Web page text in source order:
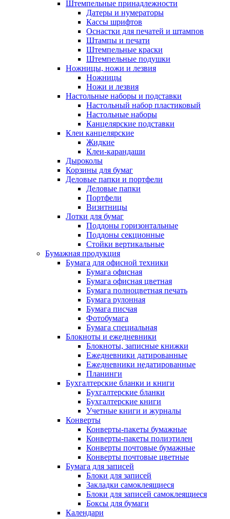
Штемпельные принадлежности
Датеры и нумераторы
Кассы шрифтов
Оснастки для печатей и штампов
Штампы и печати
Штемпельные краски
Штемпельные подушки
Ножницы, ножи и лезвия
Ножницы
Ножи и лезвия
Настольные наборы и подставки
Настольный набор пластиковый
Настольные наборы
Канцелярские подставки
Клеи канцелярские
Жидкие
Клеи-карандаши
Дыроколы
Корзины для бумаг
Деловые папки и портфели
Деловые папки
Портфели
Визитницы
Лотки для бумаг
Поддоны горизонтальные
Поддоны секционные
Стойки вертикальные
Бумажная продукция
Бумага для офисной техники
Бумага офисная
Бумага офисная цветная
Бумага полноцветная печать
Бумага рулонная
Бумага писчая
Фотобумага
Бумага специальная
Блокноты и ежедневники
Блокноты, записные книжки
Ежедневники датированные
Ежедневники недатированные
Планинги
Бухгалтерские бланки и книги
Бухгалтерские бланки
Бухгалтерские книги
Учетные книги и журналы
Конверты
Конверты-пакеты бумажные
Конверты-пакеты полиэтилен
Конверты почтовые бумажные
Конверты почтовые цветные
Бумага для записей
Блоки для записей
Закладки самоклеящиеся
Блоки для записей самоклеящиеся
Боксы для бумаги
Календари